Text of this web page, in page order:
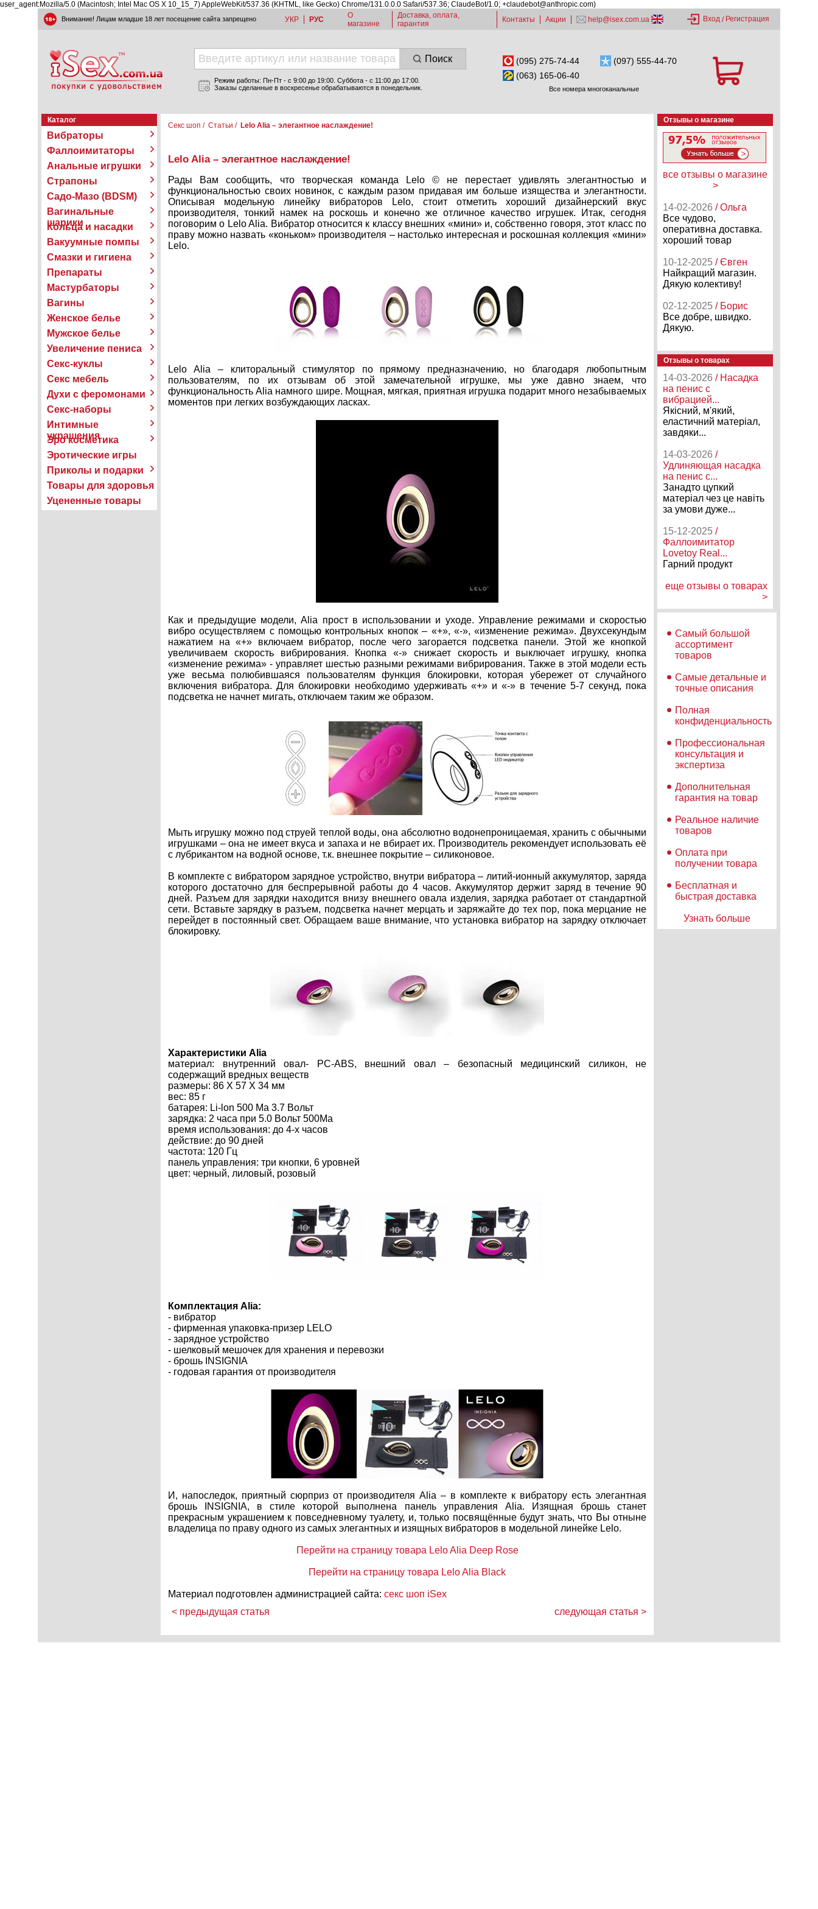
user_agent:Mozilla/5.0 (Macintosh; Intel Mac OS X 10_15_7) AppleWebKit/537.36 (KHTML, like Gecko) Chrome/131.0.0.0 Safari/537.36; ClaudeBot/1.0; +claudebot@anthropic.com)
Внимание! Лицам младше 18 лет посещение сайта запрещено УКР РУС
О
магазине
Доставка, оплата,
гарантия
Контакты Акции help@isex.com.ua Вход / Регистрация
Поиск
Режим работы: Пн-Пт - c 9:00 до 19:00. Суббота - с 11:00 до 17:00.
Заказы сделанные в воскресенье обрабатываются в понедельник.
(095) 275-74-44
(097) 555-44-70
(063) 165-06-40
Все номера многоканальные
Каталог
Вибраторы
Фаллоимитаторы
Анальные игрушки
Страпоны
Садо-Мазо (BDSM)
Вагинальные
шарики
Кольца и насадки
Вакуумные помпы
Смазки и гигиена
Препараты
Мастурбаторы
Вагины
Женское белье
Мужское белье
Увеличение пениса
Секс-куклы
Секс мебель
Духи с феромонами
Секс-наборы
Интимные
украшения
Эро косметика
Эротические игры
Приколы и подарки
Товары для здоровья
Уцененные товары
Секс шоп / Статьи / Lelo Alia – элегантное наслаждение!
Lelo Alia – элегантное наслаждение!
Рады Вам сообщить, что творческая команда Lelo © не перестает удивлять элегантностью и
функциональностью своих новинок, с каждым разом придавая им больше изящества и элегантности.
Описывая модельную линейку вибраторов Lelo, стоит отметить хороший дизайнерский вкус
производителя, тонкий намек на роскошь и конечно же отличное качество игрушек. Итак, сегодня
поговорим о Lelo Alia. Вибратор относится к классу внешних «мини» и, собственно говоря, этот класс по
праву можно назвать «коньком» производителя – настолько интересная и роскошная коллекция «мини»
Lelo.
Lelo Alia – клиторальный стимулятор по прямому предназначению, но благодаря любопытным
пользователям, по их отзывам об этой замечательной игрушке, мы уже давно знаем, что
функциональность Alia намного шире. Мощная, мягкая, приятная игрушка подарит много незабываемых
моментов при легких возбуждающих ласках.
Как и предыдущие модели, Alia прост в использовании и уходе. Управление режимами и скоростью
вибро осуществляем с помощью контрольных кнопок – «+», «-», «изменение режима». Двухсекундым
нажатием на «+» включаем вибратор, после чего загорается подсветка панели. Этой же кнопкой
увеличиваем скорость вибрирования. Кнопка «-» снижает скорость и выключает игрушку, кнопка
«изменение режима» - управляет шестью разными режимами вибрирования. Также в этой модели есть
уже весьма полюбившаяся пользователям функция блокировки, которая убережет от случайного
включения вибратора. Для блокировки необходимо удерживать «+» и «-» в течение 5-7 секунд, пока
подсветка не начнет мигать, отключаем таким же образом.
Мыть игрушку можно под струей теплой воды, она абсолютно водонепроницаемая, хранить с обычными
игрушками – она не имеет вкуса и запаха и не вбирает их. Производитель рекомендует использовать её
с лубрикантом на водной основе, т.к. внешнее покрытие – силиконовое.
В комплекте с вибратором зарядное устройство, внутри вибратора – литий-ионный аккумулятор, заряда
которого достаточно для беспрерывной работы до 4 часов. Аккумулятор держит заряд в течение 90
дней. Разъем для зарядки находится внизу внешнего овала изделия, зарядка работает от стандартной
сети. Вставьте зарядку в разъем, подсветка начнет мерцать и заряжайте до тех пор, пока мерцание не
перейдет в постоянный свет. Обращаем ваше внимание, что установка вибратор на зарядку отключает
блокировку.
Характеристики Alia
материал: внутренний овал- PC-ABS, внешний овал – безопасный медицинский силикон, не
содержащий вредных веществ
размеры: 86 Х 57 Х 34 мм
вес: 85 г
батарея: Li-lon 500 Ма 3.7 Вольт
зарядка: 2 часа при 5.0 Вольт 500Ма
время использования: до 4-х часов
действие: до 90 дней
частота: 120 Гц
панель управления: три кнопки, 6 уровней
цвет: черный, лиловый, розовый
Комплектация Alia:
- вибратор
- фирменная упаковка-призер LELO
- зарядное устройство
- шелковый мешочек для хранения и перевозки
- брошь INSIGNIA
- годовая гарантия от производителя
И, напоследок, приятный сюрприз от производителя Alia – в комплекте к вибратору есть элегантная
брошь INSIGNIA, в стиле которой выполнена панель управления Alia. Изящная брошь станет
прекрасным украшением к повседневному туалету, и, только посвящённые будут знать, что Вы отныне
владелица по праву одного из самых элегантных и изящных вибраторов в модельной линейке Lelo.
Перейти на страницу товара Lelo Alia Deep Rose
Перейти на страницу товара Lelo Alia Black
Материал подготовлен администрацией сайта: секс шоп iSex
< предыдущая статья
следующая статья >
Отзывы о магазине
все отзывы о магазине
>
14-02-2026 / Ольга
Все чудово,
оперативна доставка.
хороший товар
10-12-2025 / Євген
Найкращий магазин.
Дякую колективу!
02-12-2025 / Борис
Все добре, швидко.
Дякую.
Отзывы о товарах
14-03-2026 / Насадка
на пенис с
вибрацией...
Якісний, м'який,
еластичний матеріал,
завдяки...
14-03-2026 /
Удлиняющая насадка
на пенис с...
Занадто цупкий
матеріал чез це навіть
за умови дуже...
15-12-2025 /
Фаллоимитатор
Lovetoy Real...
Гарний продукт
еще отзывы о товарах
>
Самый большой
ассортимент
товаров
Самые детальные и
точные описания
Полная
конфиденциальность
Профессиональная
консультация и
экспертиза
Дополнительная
гарантия на товар
Реальное наличие
товаров
Оплата при
получении товара
Бесплатная и
быстрая доставка
Узнать больше